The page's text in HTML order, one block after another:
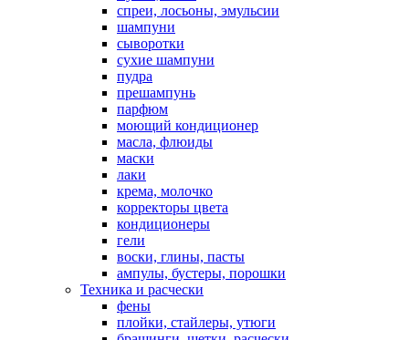
спреи, лосьоны, эмульсии
шампуни
сыворотки
сухие шампуни
пудра
прешампунь
парфюм
моющий кондиционер
масла, флюиды
маски
лаки
крема, молочко
корректоры цвета
кондиционеры
гели
воски, глины, пасты
ампулы, бустеры, порошки
Техника и расчески
фены
плойки, стайлеры, утюги